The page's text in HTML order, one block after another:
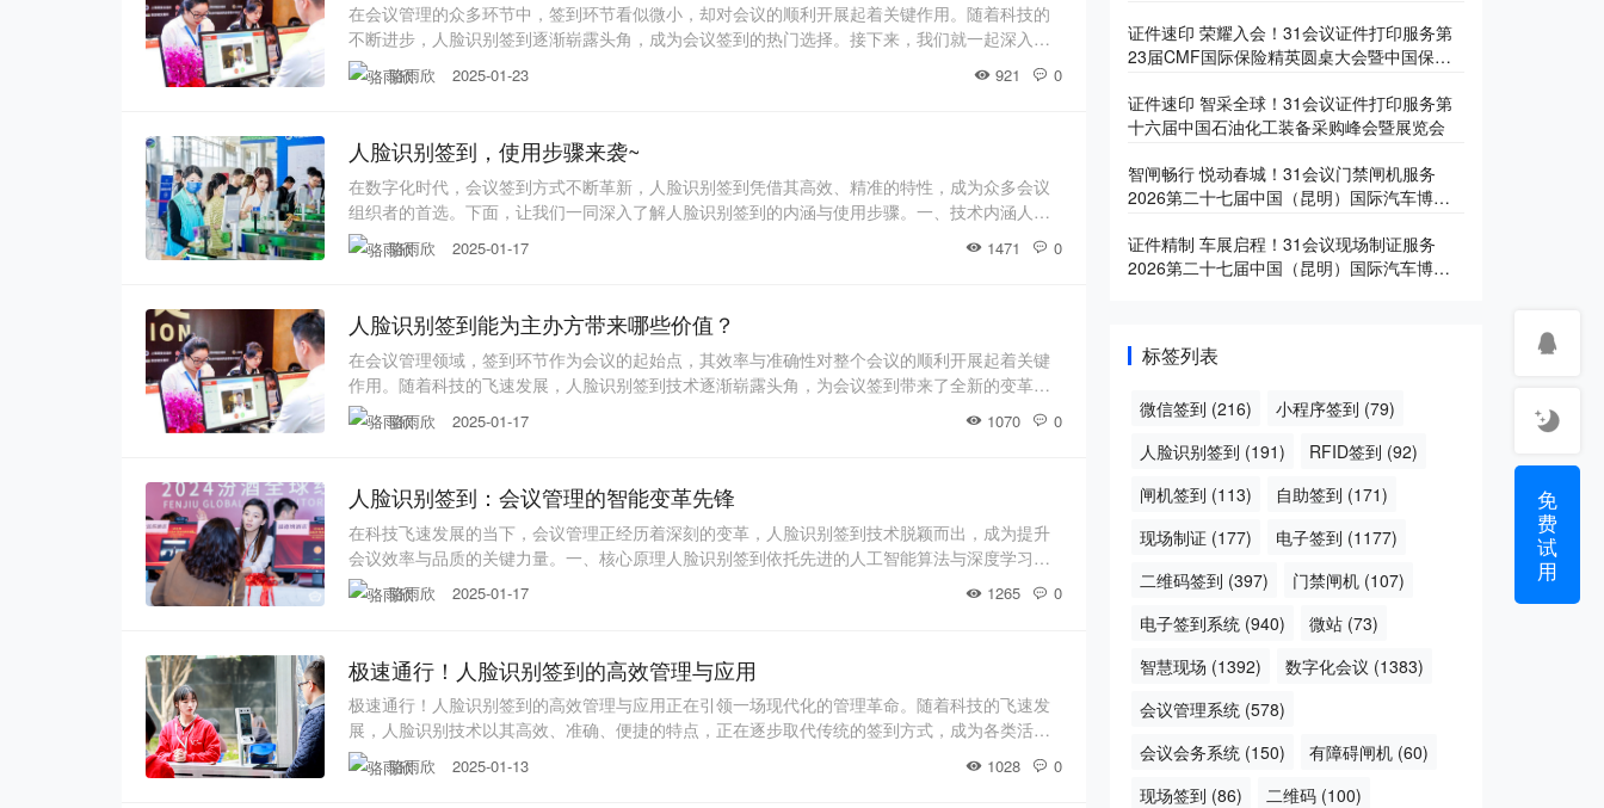
在会议管理的众多环节中，签到环节看似微小，却对会议的顺利开展起着关键作用。随着科技的
不断进步，人脸识别签到逐渐崭露头角，成为会议签到的热门选择。接下来，我们就一起深入了
解一下人脸识别签到。一、人脸识别签到概述人脸识别签到，是现代科技与会议管理深度融合的
成果。它基于先进的人工智能技术，利用摄像头捕捉参会者的面部图像，再通过深度学习算法，
骆雨欣 2025-01-23 921 0
人脸识别签到，使用步骤来袭~
在数字化时代，会议签到方式不断革新，人脸识别签到凭借其高效、精准的特性，成为众多会议
组织者的首选。下面，让我们一同深入了解人脸识别签到的内涵与使用步骤。一、技术内涵人脸
识别签到，是融合了计算机视觉、机器学习与模式识别等前沿技术的智能签到方式。它以参会者
面部独一无二的生理特征为识别依据，通过专业设备采集面部图像，运用先进算法提取面部特征
骆雨欣 2025-01-17 1471 0
人脸识别签到能为主办方带来哪些价值？
在会议管理领域，签到环节作为会议的起始点，其效率与准确性对整个会议的顺利开展起着关键
作用。随着科技的飞速发展，人脸识别签到技术逐渐崭露头角，为会议签到带来了全新的变革。
一、人脸识别签到的技术内核人脸识别签到，是基于先进的生物识别技术，利用计算机视觉和模
式识别算法，对参会者的面部特征进行精准识别与匹配，从而实现快速、准确签到的一种方式。
骆雨欣 2025-01-17 1070 0
人脸识别签到：会议管理的智能变革先锋
在科技飞速发展的当下，会议管理正经历着深刻的变革，人脸识别签到技术脱颖而出，成为提升
会议效率与品质的关键力量。一、核心原理人脸识别签到依托先进的人工智能算法与深度学习技
术构建而成。通过高清摄像头捕捉参会者面部图像，系统迅速提取眼睛、鼻子、嘴巴等关键部位
的特征点，构建独一无二的人脸特征模板。这些模板存储于数据库中，签到时，系统再次捕捉人
骆雨欣 2025-01-17 1265 0
极速通行！人脸识别签到的高效管理与应用
极速通行！人脸识别签到的高效管理与应用正在引领一场现代化的管理革命。随着科技的飞速发
展，人脸识别技术以其高效、准确、便捷的特点，正在逐步取代传统的签到方式，成为各类活
动、会议、商务洽谈等场合的首选签到手段。这项技术不仅极大地提升了签到的效率，还带来了
前所未有的管理便利性和安全性。接下来，让我们深入探讨人脸识别签到的高效管理与应用。人
骆雨欣 2025-01-13 1028 0
证件速印 荣耀入会！31会议证件打印服务第
23届CMF国际保险精英圆桌大会暨中国保险
证件速印 智采全球！31会议证件打印服务第
十六届中国石油化工装备采购峰会暨展览会
智闸畅行 悦动春城！31会议门禁闸机服务
2026第二十七届中国（昆明）国际汽车博览
证件精制 车展启程！31会议现场制证服务
2026第二十七届中国（昆明）国际汽车博览
标签列表
微信签到 (216) 小程序签到 (79)
人脸识别签到 (191) RFID签到 (92)
闸机签到 (113) 自助签到 (171)
现场制证 (177) 电子签到 (1177)
二维码签到 (397) 门禁闸机(107)
电子签到系统(940) 微站(73)
智慧现场 (1392) 数字化会议 (1383)
会议管理系统(578)
会议会务系统(150) 有障碍闸机(60)
现场签到 (86) 二维码(100)
免
费
试
用